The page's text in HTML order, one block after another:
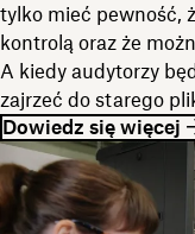
tylko mieć pewność,
kontrolą oraz że
A kiedy audytorzy
zajrzeć do starego
Dowiedz się więcej